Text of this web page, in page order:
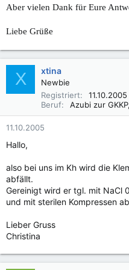
Aber vielen Dank für Eure
Liebe Grüße
X xtina
Newbie
Registriert
11.10.2005
Beruf
Azubi zur
11.10.2005
Hallo,
also bei uns im Kh wird die
abfällt.
Gereinigt wird er tgl. mit NaCl
und mit sterilen Kompressen
Lieber Gruss
Christina